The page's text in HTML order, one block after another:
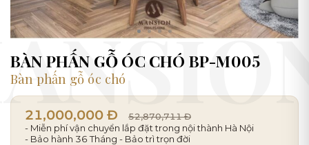
BÀN PHẤN GỖ ÓC CHÓ BP-M005
Bàn phấn gỗ óc chó
21,000,000 Đ 52,870,711 Đ
- Miễn phí vận chuyển lắp đặt trong nội thành Hà Nội
- Bảo hành 36 Tháng - Bảo trì trọn đời